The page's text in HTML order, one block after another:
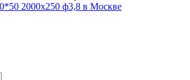
2000х250 ф3,8 в Москве